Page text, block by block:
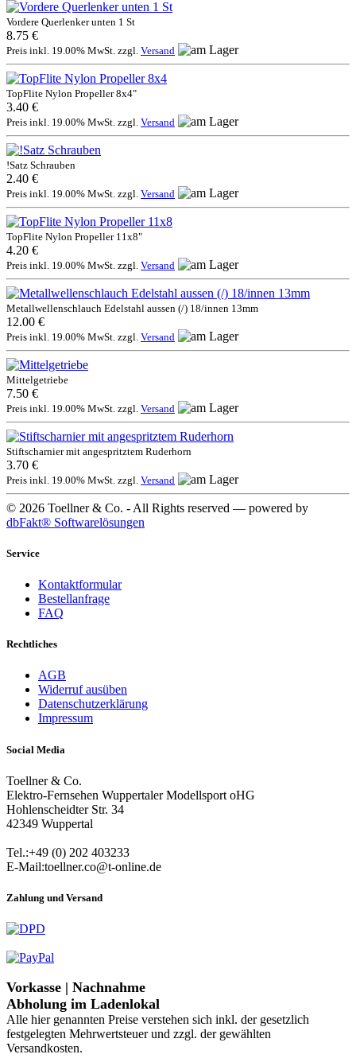
Vordere Querlenker unten 1 St
8.75 €
Preis inkl. 19.00% MwSt. zzgl. Versand
TopFlite Nylon Propeller 8x4"
3.40 €
Preis inkl. 19.00% MwSt. zzgl. Versand
!Satz Schrauben
2.40 €
Preis inkl. 19.00% MwSt. zzgl. Versand
TopFlite Nylon Propeller 11x8"
4.20 €
Preis inkl. 19.00% MwSt. zzgl. Versand
Metallwellenschlauch Edelstahl aussen (/) 18/innen 13mm
12.00 €
Preis inkl. 19.00% MwSt. zzgl. Versand
Mittelgetriebe
7.50 €
Preis inkl. 19.00% MwSt. zzgl. Versand
Stiftscharnier mit angespritztem Ruderhorn
3.70 €
Preis inkl. 19.00% MwSt. zzgl. Versand
© 2026 Toellner & Co. - All Rights reserved — powered by
dbFakt® Softwarelösungen
Service
Kontaktformular
Bestellanfrage
FAQ
Rechtliches
AGB
Widerruf ausüben
Datenschutzerklärung
Impressum
Social Media
Toellner & Co.
Elektro-Fernsehen Wuppertaler Modellsport oHG
Hohlenscheidter Str. 34
42349 Wuppertal
Tel.:+49 (0) 202 403233
E-Mail:toellner.co@t-online.de
Zahlung und Versand
Vorkasse | Nachnahme
Abholung im Ladenlokal
Alle hier genannten Preise verstehen sich inkl. der gesetzlich
festgelegten Mehrwertsteuer und zzgl. der gewählten
Versandkosten.